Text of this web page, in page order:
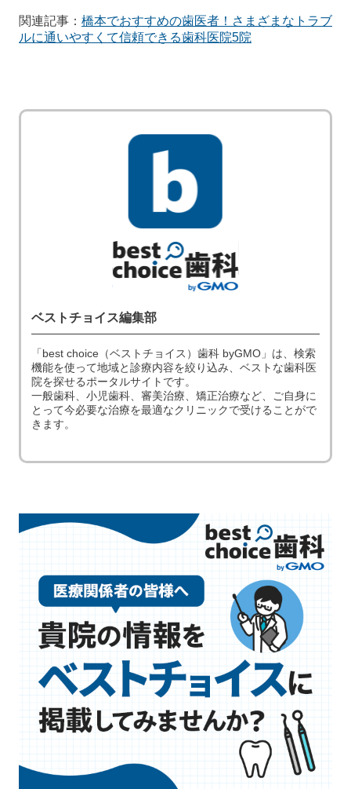
関連記事： 橋本でおすすめの歯医者！さまざまなトラブ
ルに通いやすくて信頼できる歯科医院5院
ベストチョイス編集部
「best choice（ベストチョイス）歯科 byGMO」は、検索
機能を使って地域と診療内容を絞り込み、ベストな歯科医
院を探せるポータルサイトです。
一般歯科、小児歯科、審美治療、矯正治療など、ご自身に
とって今必要な治療を最適なクリニックで受けることがで
きます。